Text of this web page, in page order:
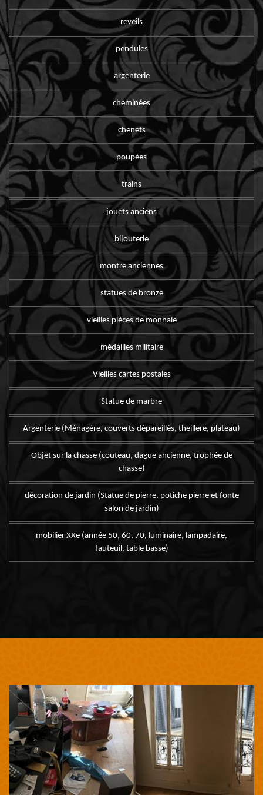
reveils
pendules
argenterie
cheminées
chenets
poupées
trains
jouets anciens
bijouterie
montre anciennes
statues de bronze
vieilles pièces de monnaie
médailles militaire
Vieilles cartes postales
Statue de marbre
Argenterie (Ménagère, couverts dépareillés, theillere, plateau)
Objet sur la chasse (couteau, dague ancienne, trophée de
chasse)
décoration de jardin (Statue de pierre, potiche pierre et fonte
salon de jardin)
mobilier XXe (année 50, 60, 70, luminaire, lampadaire,
fauteuil, table basse)